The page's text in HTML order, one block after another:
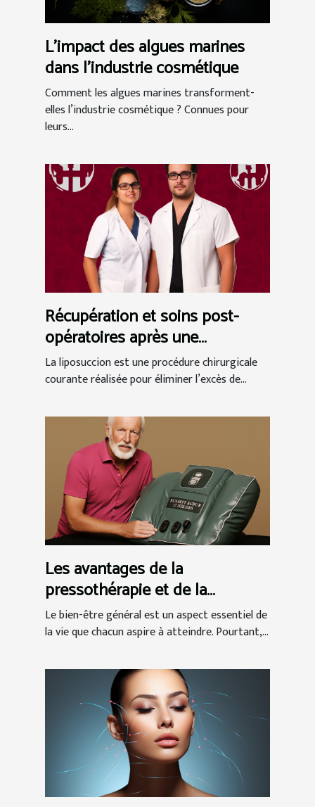
L'impact des algues marines
dans l'industrie cosmétique
Comment les algues marines transforment-
elles l’industrie cosmétique ? Connues pour
leurs...
Récupération et soins post-
opératoires après une
liposuccion en Tunisie
La liposuccion est une procédure chirurgicale
courante réalisée pour éliminer l’excès de...
Les avantages de la
pressothérapie et de la
massothérapie pour le bien-
être général
Le bien-être général est un aspect essentiel de
la vie que chacun aspire à atteindre. Pourtant,...